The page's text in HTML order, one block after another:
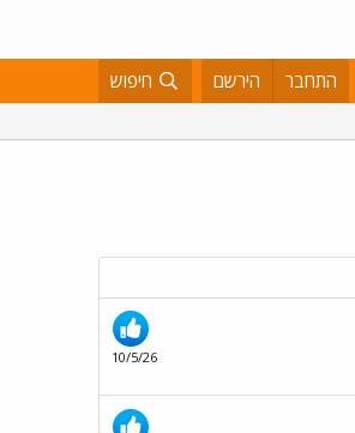
התחבר הירשם חיפוש
10/5/26